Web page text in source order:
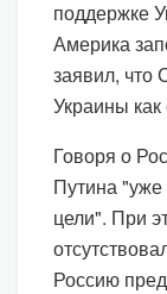
поддержке
Америка
заявил,
Украины
Говоря о
Путина
цели". При
Россию